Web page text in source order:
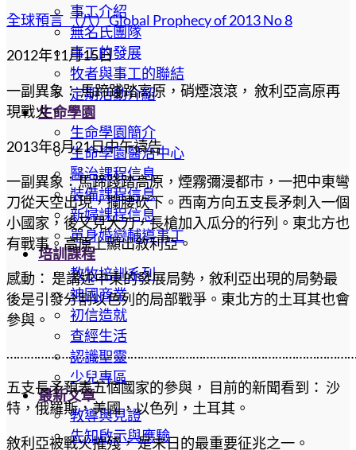
事工介紹
無名氏團隊
事工的發展
牧者與事工的聯結
定期活動介紹
生命學園
生命學園簡介
生命學園醫治中心
醫治課程信息
裝備課程信息
新婦課程信息
單身婚戀輔導事工
培訓課程
教牧培訓系列
神國商業
初信造就
查經生活
認識聖靈
少兒專區
最新文章
教導與見證
先知啟示與應驗
全球預言 （八）Global Prophecy of 2013 No 8
2012年11月15日
一副異象： 馬蹄踐踏高原，硝煙滾滾， 敘利亞高原再
現戰火。
2013年8月21日中午禱告
一副異象：馬蹄踐踏高原，煙霧彌漫都市，一把中東彎
刀從天空出現，攔腰砍下。西南方向五支長矛刺入一個
小國家，後又見大刀，長槍加入瓜分的行列。東北方也
有戰事。高原上顯出敘利亞。
感動： 是講述中東的發展局勢，敘利亞出現的局勢最
後是引發分割以色列的局部戰爭。東北方的土耳其也會
參與。
五支長矛預表五個國家的參與， 目前的新聞看到： 沙
特，俄羅斯，美國，以色列，土耳其。
敘利亞被戰火摧殘， 是末日的最重要征兆之一。